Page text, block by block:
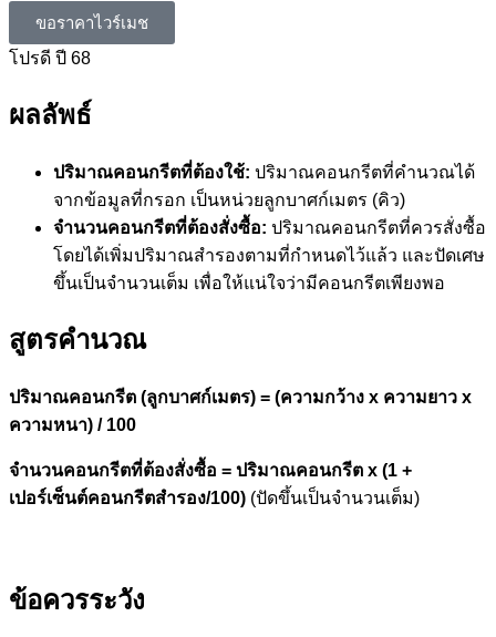
ขอราคาไวร์เมช
โปรดี ปี 68
ผลลัพธ์
ปริมาณคอนกรีตที่ต้องใช้: ปริมาณคอนกรีตที่คำนวณได้
จากข้อมูลที่กรอก เป็นหน่วยลูกบาศก์เมตร (คิว)
จำนวนคอนกรีตที่ต้องสั่งซื้อ: ปริมาณคอนกรีตที่ควรสั่งซื้อ
โดยได้เพิ่มปริมาณสำรองตามที่กำหนดไว้แล้ว และปัดเศษ
ขึ้นเป็นจำนวนเต็ม เพื่อให้แน่ใจว่ามีคอนกรีตเพียงพอ
สูตรคำนวณ
ปริมาณคอนกรีต (ลูกบาศก์เมตร) = (ความกว้าง x ความยาว x
ความหนา) / 100
จำนวนคอนกรีตที่ต้องสั่งซื้อ = ปริมาณคอนกรีต x (1 +
เปอร์เซ็นต์คอนกรีตสำรอง/100) (ปัดขึ้นเป็นจำนวนเต็ม)
ข้อควรระวัง